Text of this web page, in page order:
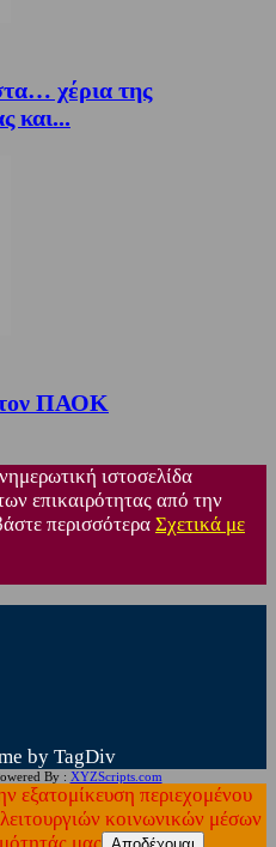
χέρια της
και...
τον ΠΑΟΚ
ιστοσελίδα
επικαιρότητας από την
περισσότερα Σχετικά με
by TagDiv
By : XYZScripts.com
εξατομίκευση περιεχομένου
κοινωνικών μέσων
μας